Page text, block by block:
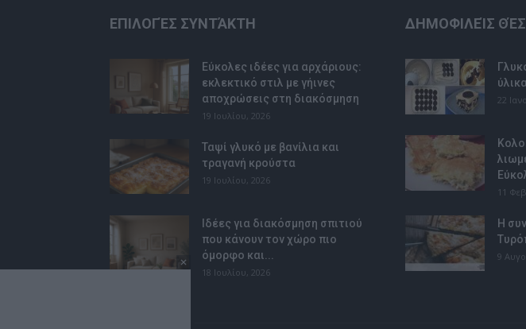
ΕΠΙΛΟΓΈΣ ΣΥΝΤΆΚΤΗ
Εύκολες ιδέες για αρχάριους:
εκλεκτικό στιλ με γήινες
αποχρώσεις στη διακόσμηση
19 Ιουλίου, 2026
Ταψί γλυκό με βανίλια και
τραγανή κρούστα
19 Ιουλίου, 2026
Ιδέες για διακόσμηση σπιτιού
που κάνουν τον χώρο πιο
όμορφο και...
18 Ιουλίου, 2026
ΔΗΜΟΦΙΛΕΊΣ
22
11
Η
9